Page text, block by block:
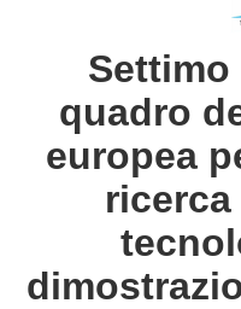
Settimo
quadro
europea